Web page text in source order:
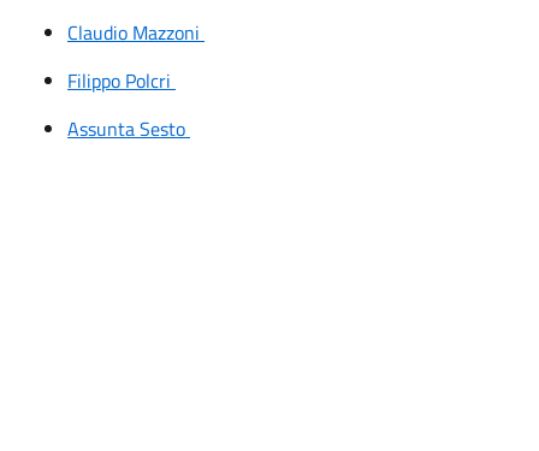
Claudio Mazzoni
Filippo Polcri
Assunta Sesto